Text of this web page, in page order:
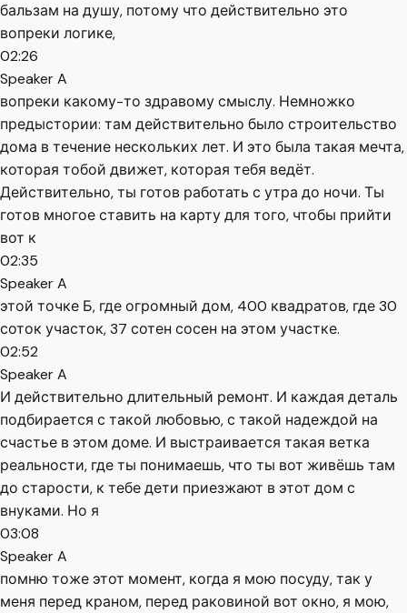
бальзам на душу, потому что действительно это
вопреки логике,
02:26
Speaker A
вопреки какому-то здравому смыслу. Немножко
предыстории: там действительно было строительство
дома в течение нескольких лет. И это была такая мечта,
которая тобой движет, которая тебя ведёт.
Действительно, ты готов работать с утра до ночи. Ты
готов многое ставить на карту для того, чтобы прийти
вот к
02:35
Speaker A
этой точке Б, где огромный дом, 400 квадратов, где 30
соток участок, 37 сотен сосен на этом участке.
02:52
Speaker A
И действительно длительный ремонт. И каждая деталь
подбирается с такой любовью, с такой надеждой на
счастье в этом доме. И выстраивается такая ветка
реальности, где ты понимаешь, что ты вот живёшь там
до старости, к тебе дети приезжают в этот дом с
внуками. Но я
03:08
Speaker A
помню тоже этот момент, когда я мою посуду, так у
меня перед краном, перед раковиной вот окно, я мою,